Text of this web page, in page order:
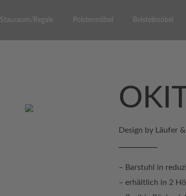
Stauraum/Regale Polstermöbel Beistellmöbel
Design by Läufer
– Barstuhl in
– erhältlich in 2